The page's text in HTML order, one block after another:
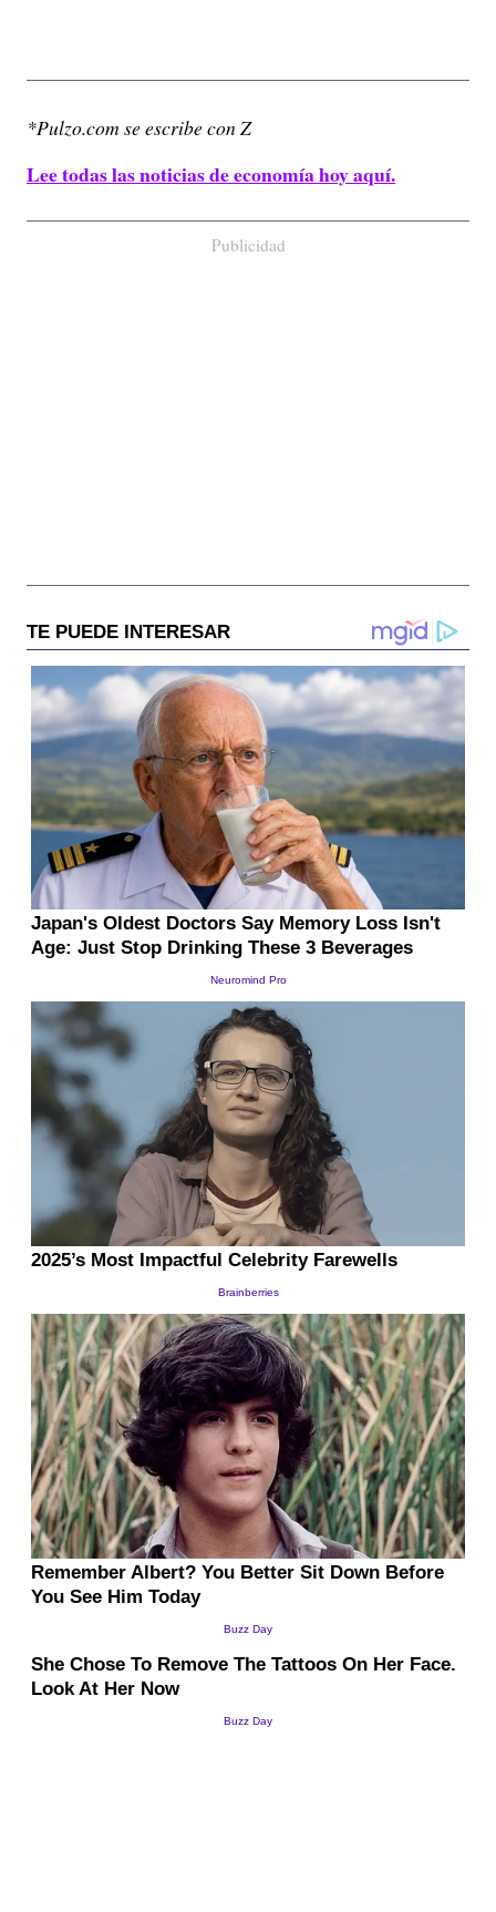
*Pulzo.com se escribe con Z
Lee todas las noticias de economía hoy aquí.
Publicidad